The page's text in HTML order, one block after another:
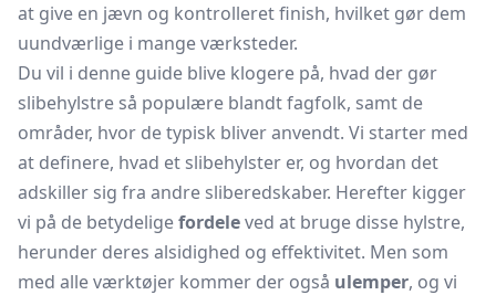
at give en jævn og kontrolleret finish, hvilket gør dem
uundværlige i mange værksteder.
Du vil i denne guide blive klogere på, hvad der gør
slibehylstre så populære blandt fagfolk, samt de
områder, hvor de typisk bliver anvendt. Vi starter med
at definere, hvad et slibehylster er, og hvordan det
adskiller sig fra andre sliberedskaber. Herefter kigger
vi på de betydeligefordeleved at bruge disse hylstre,
herunder deres alsidighed og effektivitet. Men som
med alle værktøjer kommer der også ulemper, og vi